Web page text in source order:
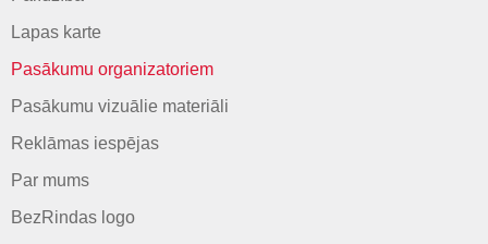
Lapas karte
Pasākumu organizatoriem
Pasākumu vizuālie materiāli
Reklāmas iespējas
Par mums
BezRindas logo